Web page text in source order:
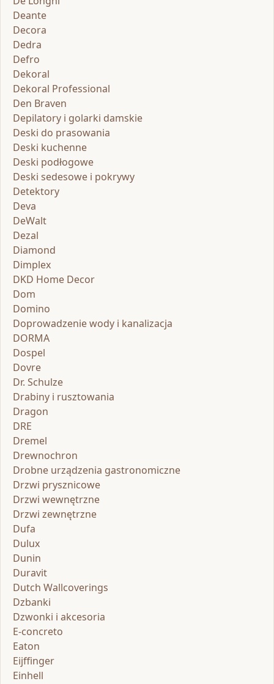
Deante
Decora
Dedra
Defro
Dekoral
Dekoral Professional
Den Braven
Depilatory i golarki damskie
Deski do prasowania
Deski kuchenne
Deski podłogowe
Deski sedesowe i pokrywy
Detektory
Deva
DeWalt
Dezal
Diamond
Dimplex
DKD Home Decor
Dom
Domino
Doprowadzenie wody i kanalizacja
DORMA
Dospel
Dovre
Dr. Schulze
Drabiny i rusztowania
Dragon
DRE
Dremel
Drewnochron
Drobne urządzenia gastronomiczne
Drzwi prysznicowe
Drzwi wewnętrzne
Drzwi zewnętrzne
Dufa
Dulux
Dunin
Duravit
Dutch Wallcoverings
Dzbanki
Dzwonki i akcesoria
E-concreto
Eaton
Eijffinger
Einhell